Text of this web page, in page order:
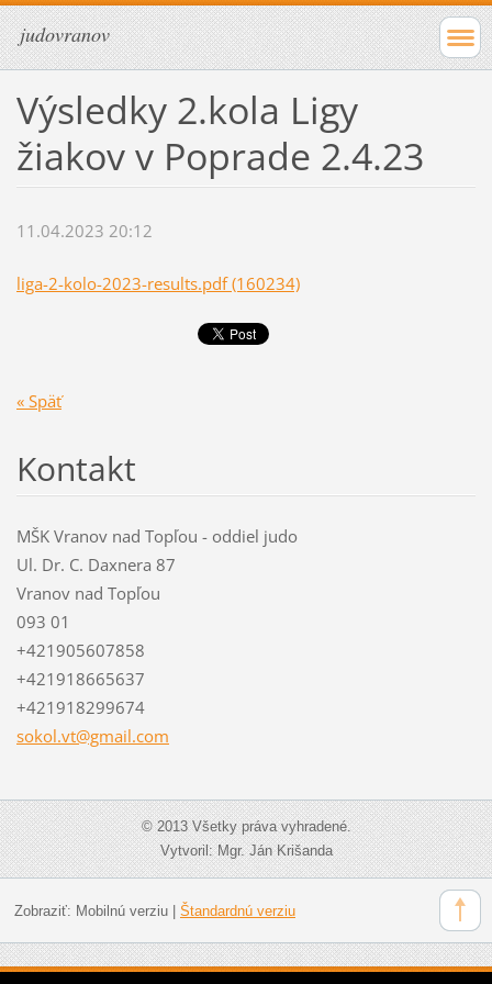
judovranov
Výsledky 2.kola Ligy
žiakov v Poprade 2.4.23
11.04.2023 20:12
liga-2-kolo-2023-results.pdf (160234)
« Späť
Kontakt
MŠK Vranov nad Topľou - oddiel judo
Ul. Dr. C. Daxnera 87
Vranov nad Topľou
093 01
+421905607858
+421918665637
+421918299674
sokol.vt@gmail.com
© 2013 Všetky práva vyhradené.
Vytvoril: Mgr. Ján Krišanda
Zobraziť: Mobilnú verziu| Štandardnú verziu